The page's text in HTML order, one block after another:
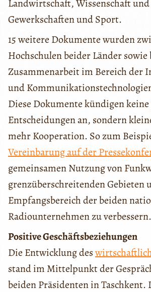
Landwirtschaft, Wissenschaft
Gewerkschaften und Sport.
15 weitere Dokumente wurden
Hochschulen beider Länder
Zusammenarbeit im Bereich der
und
Diese Dokumente kündigen
Entscheidungen an, sondern
mehr Kooperation. So zum
Vereinbarung auf der
gemeinsamen Nutzung von
grenzüberschreitenden Gebieten
Empfangsbereich der beiden
Radiounternehmen zu verbessern.
Positive Geschäftsbeziehungen
Die Entwicklung des
stand im Mittelpunkt der
beiden Präsidenten in Taschkent.